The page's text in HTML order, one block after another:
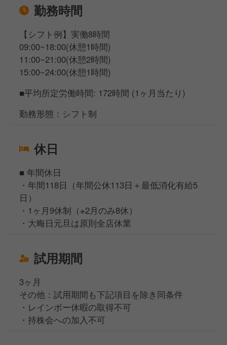
勤務時間
【シフト例】実働8時間
09:00~18:00(休憩1時間)
11:00~21:00(休憩2時間)
15:00~24:00(休憩1時間)
■平均所定労働時間: 172時間 (1ヶ月当たり)
勤務形態：シフト制
休日
■ 年間休日
・年間118日（年間公休113日＋最低消化有給5
日）
・1ヶ月9休制（※2月のみ8休）
・大晦日元旦は原則全店休業
試用期間
3ヶ月
その他：試用期間も下記項目を除き同条件
・レインボー休暇の取得不可
・持株会への加入不可